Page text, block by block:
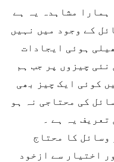
ہمارا مشاہدہ یہ ہے
کے وجود میں نہیں
ہوئی ایجادات
نئی چیزوں پر جب ہم
کوئی ایک چیز بھی
کی محتاجی نہ ہو
یہ ہے ۔
وسائل کا محتاج
اختیار سے ازخود